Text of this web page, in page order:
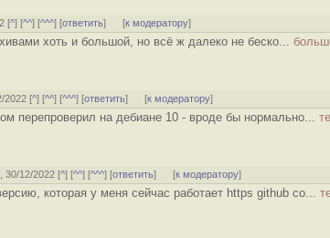
[^] [^^] [^^^] [ответить] [к модератору]
хоть и большой, но всё ж далеко не беско...
2022 [^] [^^] [^^^] [ответить] [к модератору]
перепроверил на дебиане 10 - вроде бы нормально...
30/12/2022 [^] [^^] [^^^] [ответить] [к модератору]
которая у меня сейчас работает https github co...